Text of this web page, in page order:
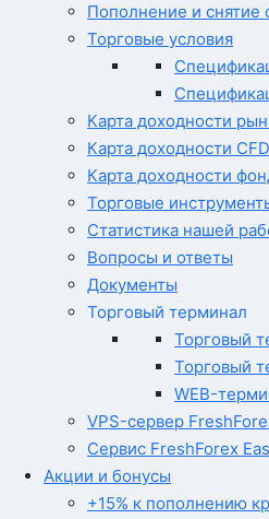
Пополнение и снятие
Торговые условия
Карта доходности
Карта доходности CFD
Карта доходности
Торговые
Статистика нашей
Вопросы и ответы
Документы
Торговый терминал
Торговый
Торговый
WEB-
VPS-сервер
Сервис FreshForex
Акции и бонусы
+15% к пополнению